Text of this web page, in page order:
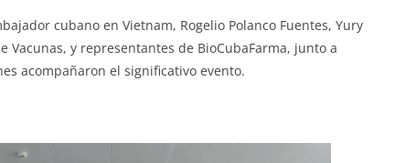
cubano en Vietnam, Rogelio Polanco Fuentes, Yury
y representantes de BioCubaFarma, junto a
acompañaron el significativo evento.